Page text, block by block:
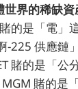
世界的稀缺
的是「電」
-225 供應鏈
賭的是「公
賭的是